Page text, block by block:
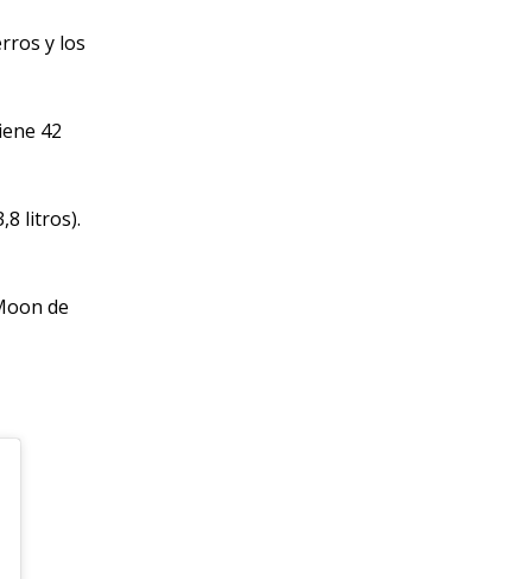
y los
42
litros).
de